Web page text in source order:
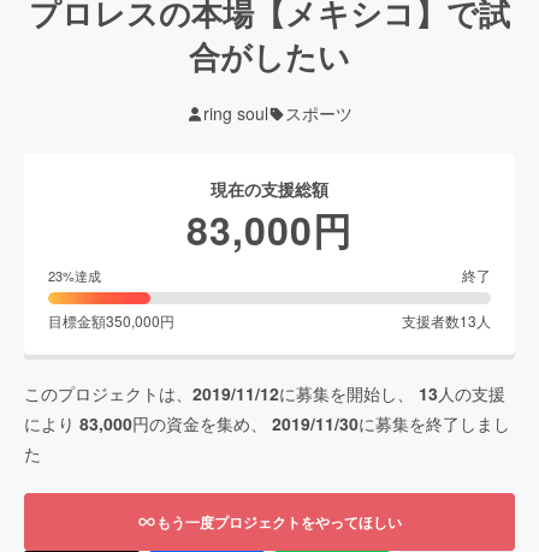
プロレスの本場【メキシコ】で試
合がしたい
ring soul スポーツ
現在の支援総額
83,000円
23%達成 終了
目標金額350,000円 支援者数13 人
このプロジェクトは、 2019/11/12に募集を開始し、 13人の支援
により 83,000円の資金を集め、 2019/11/30に募集を終了しまし
た
もう一度プロジェクトをやってほしい